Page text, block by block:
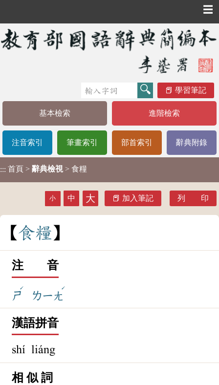
☰
學習筆記
基本檢索 進階檢索
注音索引 筆畫索引 部首索引 辭典附錄
::: 首頁 > 辭典檢視 > 食糧
小 中 大 加入筆記 列 印
食糧
注 音
ㄕ
ˊ
ㄌㄧㄤ
ˊ
漢語拼音
shí liáng
相 似 詞